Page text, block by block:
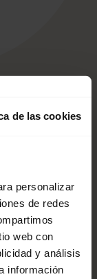
de las cookies
personalizar
de redes
web con
y análisis
información